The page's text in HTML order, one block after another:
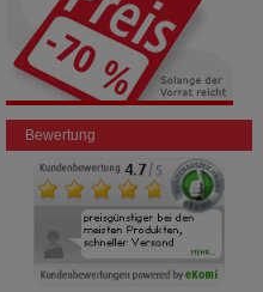
Bewertung